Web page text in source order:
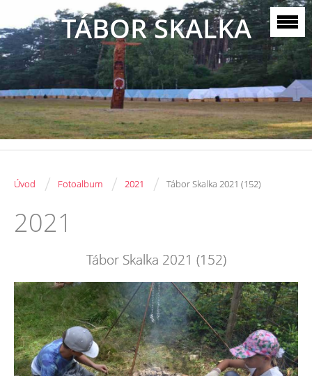
TÁBOR SKALKA
Úvod / Fotoalbum / 2021 / Tábor Skalka 2021 (152)
2021
Tábor Skalka 2021 (152)